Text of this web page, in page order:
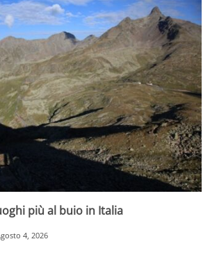
più al buio in Italia
4, 2026